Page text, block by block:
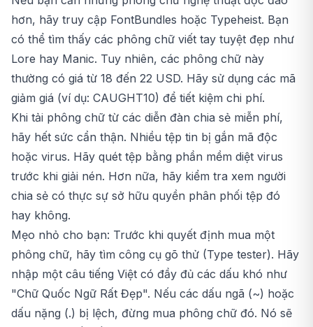
hơn, hãy truy cập FontBundles hoặc Typeheist. Bạn
có thể tìm thấy các phông chữ viết tay tuyệt đẹp như
Lore hay Manic. Tuy nhiên, các phông chữ này
thường có giá từ 18 đến 22 USD. Hãy sử dụng các mã
giảm giá (ví dụ: CAUGHT10) để tiết kiệm chi phí.
Khi tải phông chữ từ các diễn đàn chia sẻ miễn phí,
hãy hết sức cẩn thận. Nhiều tệp tin bị gắn mã độc
hoặc virus. Hãy quét tệp bằng phần mềm diệt virus
trước khi giải nén. Hơn nữa, hãy kiểm tra xem người
chia sẻ có thực sự sở hữu quyền phân phối tệp đó
hay không.
Mẹo nhỏ cho bạn: Trước khi quyết định mua một
phông chữ, hãy tìm công cụ gõ thử (Type tester). Hãy
nhập một câu tiếng Việt có đầy đủ các dấu khó như
"Chữ Quốc Ngữ Rất Đẹp". Nếu các dấu ngã (~) hoặc
dấu nặng (.) bị lệch, đừng mua phông chữ đó. Nó sẽ